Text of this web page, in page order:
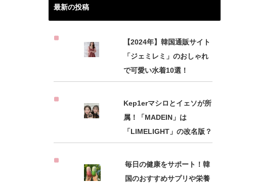
最新の投稿
【2024年】韓国通販サイト
「ジェミレミ」のおしゃれ
で可愛い水着10選！
Kep1erマシロとイェソが所
属！「MADEIN」は
「LIMELIGHT」の改名版？
毎日の健康をサポート！韓
国のおすすめサプリや栄養